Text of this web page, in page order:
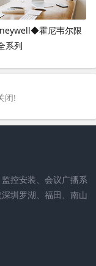
霍尼韦尔限
系列
闭!
控安装、会议广播系
圳罗湖、福田、南山